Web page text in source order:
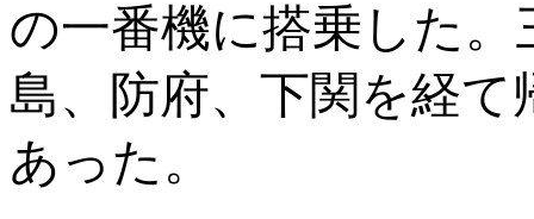
の一番機に搭乗した
島、防府、下関を経
あった。